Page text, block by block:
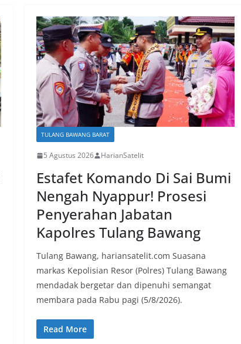
TULANG BAWANG BARAT
5 Agustus 2026 HarianSatelit
Estafet Komando Di Sai Bumi
Nengah Nyappur! Prosesi
Penyerahan Jabatan
Kapolres Tulang Bawang
Tulang Bawang, hariansatelit.com Suasana
markas Kepolisian Resor (Polres) Tulang Bawang
mendadak bergetar dan dipenuhi semangat
membara pada Rabu pagi (5/8/2026).
Read More